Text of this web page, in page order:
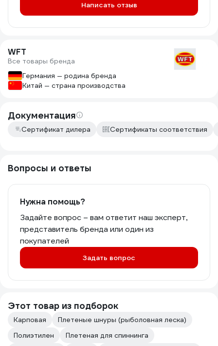
Написать отзыв
WFT
Все товары бренда
Германия — родина бренда
Китай — страна производства
Документация
Сертификат дилера Сертификаты соответствия
Вопросы и ответы
Нужна помощь?
Задайте вопрос – вам ответит наш эксперт,
представитель бренда или один из
покупателей
Задать вопрос
Этот товар из подборок
Карповая
Плетеные шнуры (рыболовная леска)
Полиэтилен
Плетеная для спиннинга